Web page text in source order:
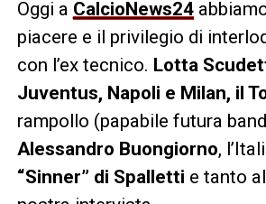
Oggi a CalcioNews24
piacere e il privilegio di
con l’ex tecnico. Lotta
Juventus, Napoli e Milan, il
rampollo (papabile futura
Alessandro Buongiorno,
“Sinner” di Spalletti e tanto